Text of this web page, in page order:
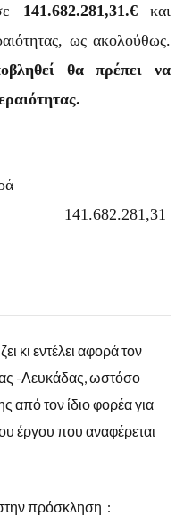
141.682.281,31.€
και
ως ακολούθως.
θα πρέπει να
141.682.281,31
κι εντέλει αφορά τον
-Λευκάδας, ωστόσο
από τον ίδιο φορέα για
έργου που αναφέρεται
πρόσκληση :